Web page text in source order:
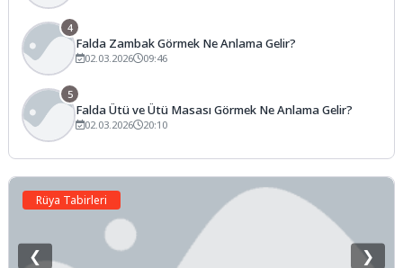
4
Falda Zambak Görmek Ne Anlama Gelir?
02.03.2026 09:46
5
Falda Ütü ve Ütü Masası Görmek Ne Anlama Gelir?
02.03.2026 20:10
Rüya Tabirleri
❮ ❯